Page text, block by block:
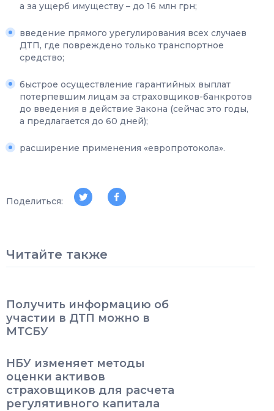
а за ущерб имуществу – до 16 млн грн;
введение прямого урегулирования всех случаев
ДТП, где повреждено только транспортное
средство;
быстрое осуществление гарантийных выплат
потерпевшим лицам за страховщиков-банкротов
до введения в действие Закона (сейчас это годы,
а предлагается до 60 дней);
расширение применения «европротокола».
Поделиться:
Читайте также
Получить информацию об
участии в ДТП можно в
МТСБУ
НБУ изменяет методы
оценки активов
страховщиков для расчета
регулятивного капитала